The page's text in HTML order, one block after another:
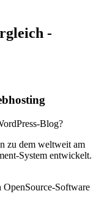
-
Blog?
zu dem weltweit am
System entwickelt.
Software